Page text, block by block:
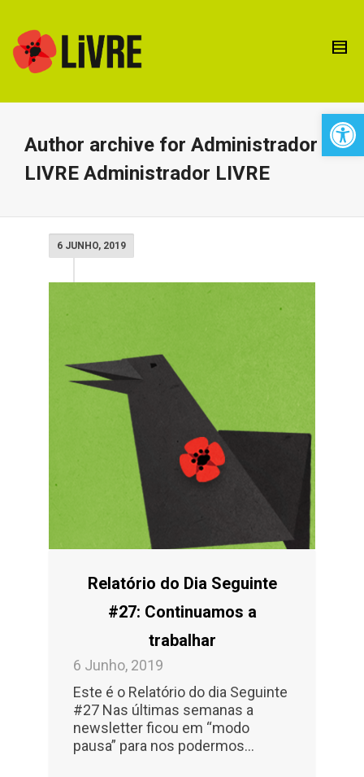
Author archive for Administrador
LIVRE Administrador LIVRE
6 JUNHO, 2019
Relatório do Dia Seguinte
#27: Continuamos a
trabalhar
6 Junho, 2019
Este é o Relatório do dia Seguinte
#27 Nas últimas semanas a
newsletter ficou em “modo
pausa” para nos podermos...